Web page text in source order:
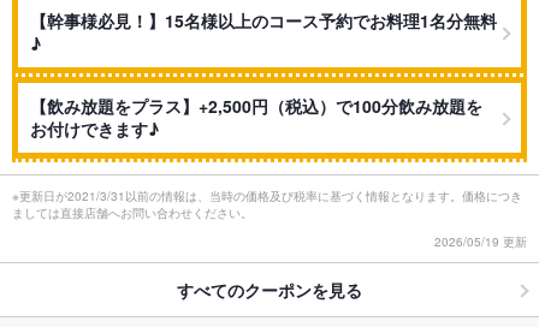
【幹事様必見！】15名様以上のコース予約でお料理1名分無料
♪
【飲み放題をプラス】+2,500円（税込）で100分飲み放題を
お付けできます♪
※更新日が2021/3/31以前の情報は、当時の価格及び税率に基づく情報となります。価格につき
ましては直接店舗へお問い合わせください。
2026/05/19 更新
すべてのクーポンを見る